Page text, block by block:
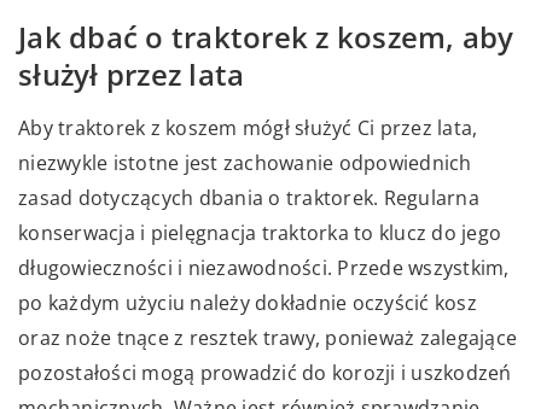
Jak dbać o traktorek z koszem, aby
służył przez lata
Aby traktorek z koszem mógł służyć Ci przez lata,
niezwykle istotne jest zachowanie odpowiednich
zasad dotyczących dbania o traktorek. Regularna
konserwacja i pielęgnacja traktorka to klucz do jego
długowieczności i niezawodności. Przede wszystkim,
po każdym użyciu należy dokładnie oczyścić kosz
oraz noże tnące z resztek trawy, ponieważ zalegające
pozostałości mogą prowadzić do korozji i uszkodzeń